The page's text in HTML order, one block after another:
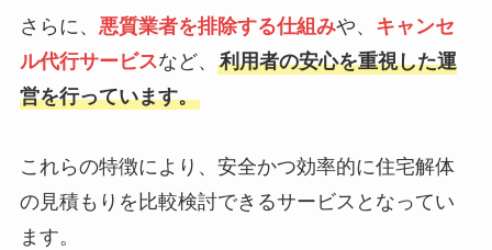
さらに、 悪質業者を排除する仕組みや、 キャンセ
ル代行サービスなど、 利用者の安心を重視した運
営を行っています。
これらの特徴により、安全かつ効率的に住宅解体
の見積もりを比較検討できるサービスとなってい
ます。